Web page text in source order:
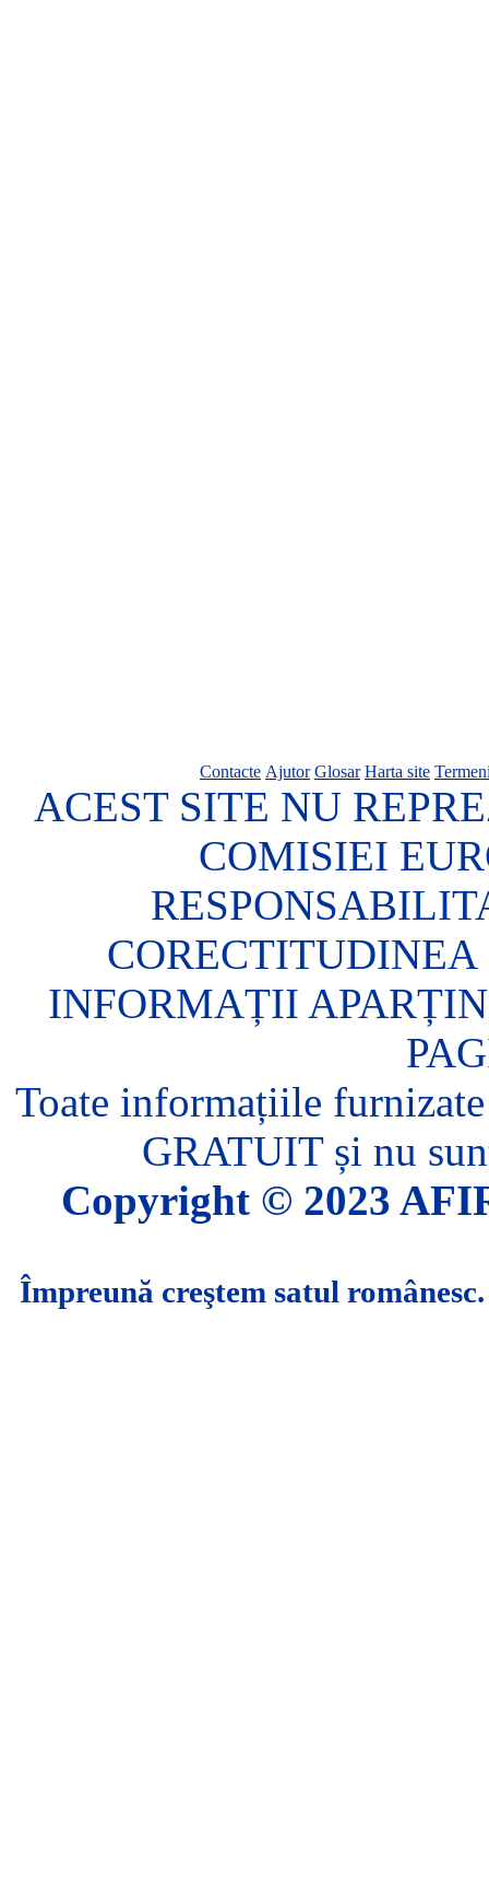
Contacte Ajutor Glosar Harta site
ACEST SITE NU
COMISIEI
CORECTITUDINEA
INFORMAȚII
Toate informațiile
GRATUIT și nu
Copyright © 2023
Împreună creştem satul românesc.